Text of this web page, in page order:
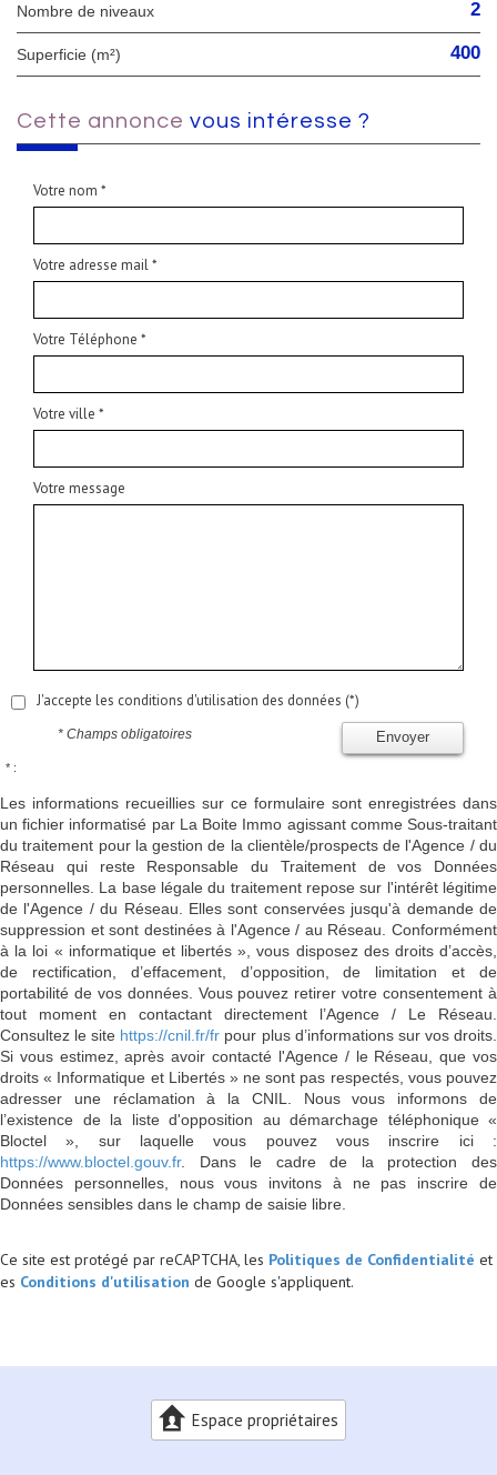
Nombre de niveaux 2
Superficie (m²) 400
cette annonce vous intéresse ?
Votre nom *
Votre adresse mail *
Votre Téléphone *
Votre ville *
Votre message
J'accepte les conditions d'utilisation des données (*)
Envoyer
* Champs obligatoires
* :
Les informations recueillies sur ce formulaire sont enregistrées dans
un fichier informatisé par La Boite Immo agissant comme Sous-traitant
du traitement pour la gestion de la clientèle/prospects de l'Agence / du
Réseau qui reste Responsable du Traitement de vos Données
personnelles. La base légale du traitement repose sur l'intérêt légitime
de l'Agence / du Réseau. Elles sont conservées jusqu'à demande de
suppression et sont destinées à l'Agence / au Réseau. Conformément
à la loi « informatique et libertés », vous disposez des droits d’accès,
de rectification, d’effacement, d’opposition, de limitation et de
portabilité de vos données. Vous pouvez retirer votre consentement à
tout moment en contactant directement l’Agence / Le Réseau.
Consultez le site https://cnil.fr/fr pour plus d’informations sur vos droits.
Si vous estimez, après avoir contacté l'Agence / le Réseau, que vos
droits « Informatique et Libertés » ne sont pas respectés, vous pouvez
adresser une réclamation à la CNIL. Nous vous informons de
l’existence de la liste d'opposition au démarchage téléphonique «
Bloctel », sur laquelle vous pouvez vous inscrire ici :
https://www.bloctel.gouv.fr. Dans le cadre de la protection des
Données personnelles, nous vous invitons à ne pas inscrire de
Données sensibles dans le champ de saisie libre.
Ce site est protégé par reCAPTCHA, les Politiques de Confidentialité et
es Conditions d'utilisation de Google s'appliquent.
Espace propriétaires